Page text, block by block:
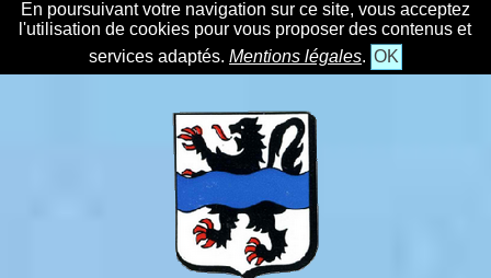
En poursuivant votre navigation sur ce site, vous acceptez
l'utilisation de cookies pour vous proposer des contenus et
services adaptés. Mentions légales. OK